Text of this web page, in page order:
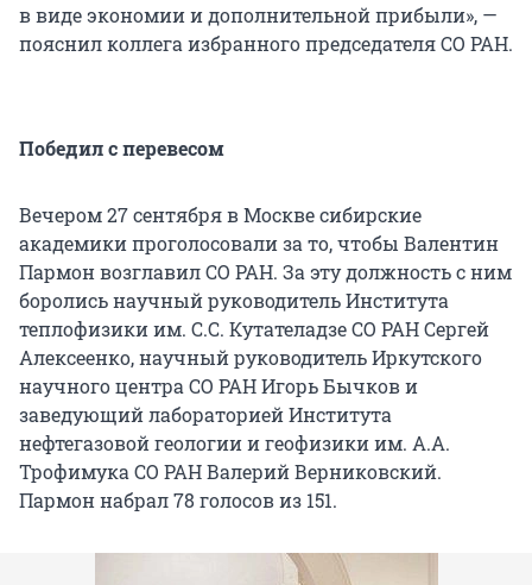
в виде экономии и дополнительной прибыли», —
пояснил коллега избранного председателя СО РАН.
Победил с перевесом
Вечером 27 сентября в Москве сибирские
академики проголосовали за то, чтобы Валентин
Пармон возглавил СО РАН. За эту должность с ним
боролись научный руководитель Института
теплофизики им. С.С. Кутателадзе СО РАН Сергей
Алексеенко, научный руководитель Иркутского
научного центра СО РАН Игорь Бычков и
заведующий лабораторией Института
нефтегазовой геологии и геофизики им. А.А.
Трофимука СО РАН Валерий Верниковский.
Пармон набрал 78 голосов из 151.